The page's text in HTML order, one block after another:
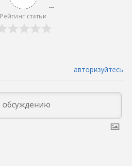
Рейтинг статьи
авторизуйтесь